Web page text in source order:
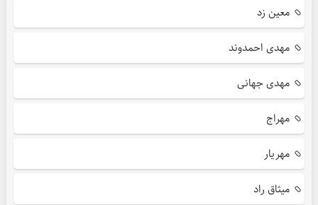
معین زد
مهدی احمدوند
مهدی جهانی
مهراج
مهریار
میثاق راد